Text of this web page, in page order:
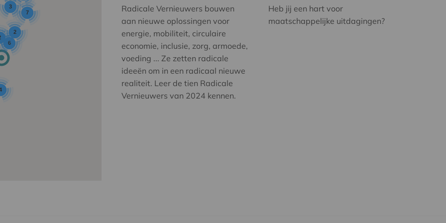
6
7
3
2
Radicale Vernieuwers bouwen
aan nieuwe oplossingen voor
energie, mobiliteit, circulaire
economie, inclusie, zorg, armoede,
voeding ... Ze zetten radicale
ideeën om in een radicaal nieuwe
realiteit. Leer de tien Radicale
Vernieuwers van 2024 kennen.
Heb jij een hart voor
maatschappelijke uitdagingen?